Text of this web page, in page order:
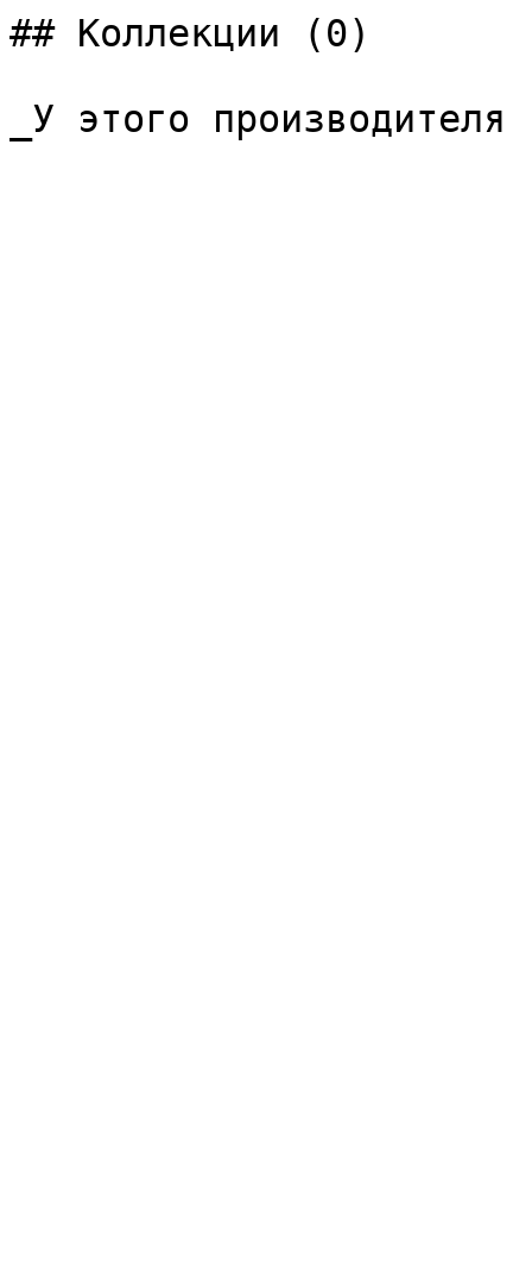
## Коллекции (0)
_У этого